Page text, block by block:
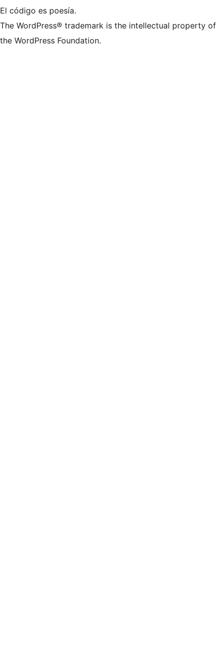
El código es poesía.
The WordPress® trademark is the intellectual property of
the WordPress Foundation.